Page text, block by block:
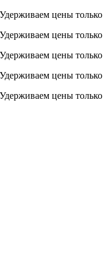
цены
цены
цены
цены
цены